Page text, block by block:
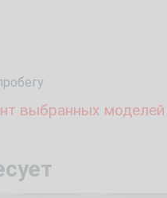
выбранных моделей